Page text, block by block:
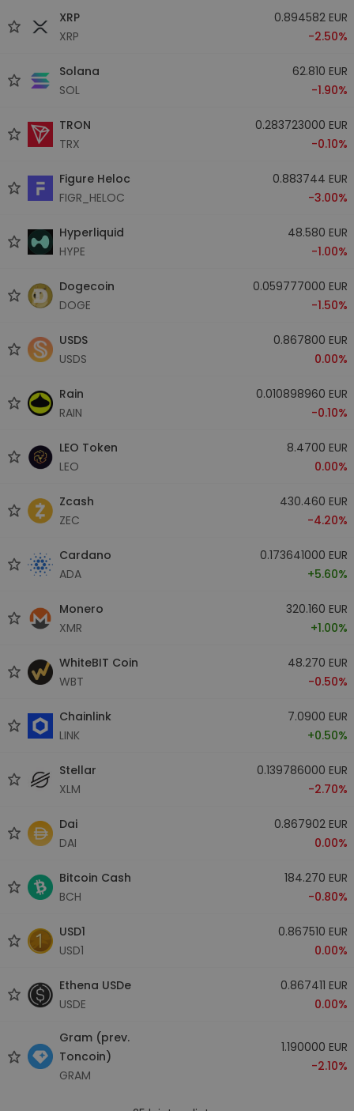
XRP
XRP
0.894582 EUR
-2.50%
Solana
SOL
62.810 EUR
-1.90%
TRON
TRX
0.283723000 EUR
-0.10%
Figure Heloc
FIGR_HELOC
0.883744 EUR
-3.00%
Hyperliquid
HYPE
48.580 EUR
-1.00%
Dogecoin
DOGE
0.059777000 EUR
-1.50%
USDS
USDS
0.867800 EUR
0.00%
Rain
RAIN
0.010898960 EUR
-0.10%
LEO Token
LEO
8.4700 EUR
0.00%
Zcash
ZEC
430.460 EUR
-4.20%
Cardano
ADA
0.173641000 EUR
+5.60%
Monero
XMR
320.160 EUR
+1.00%
WhiteBIT Coin
WBT
48.270 EUR
-0.50%
Chainlink
LINK
7.0900 EUR
+0.50%
Stellar
XLM
0.139786000 EUR
-2.70%
Dai
DAI
0.867902 EUR
0.00%
Bitcoin Cash
BCH
184.270 EUR
-0.80%
USD1
USD1
0.867510 EUR
0.00%
Ethena USDe
USDE
0.867411 EUR
0.00%
Gram (prev.
Toncoin)
GRAM
1.190000 EUR
-2.10%